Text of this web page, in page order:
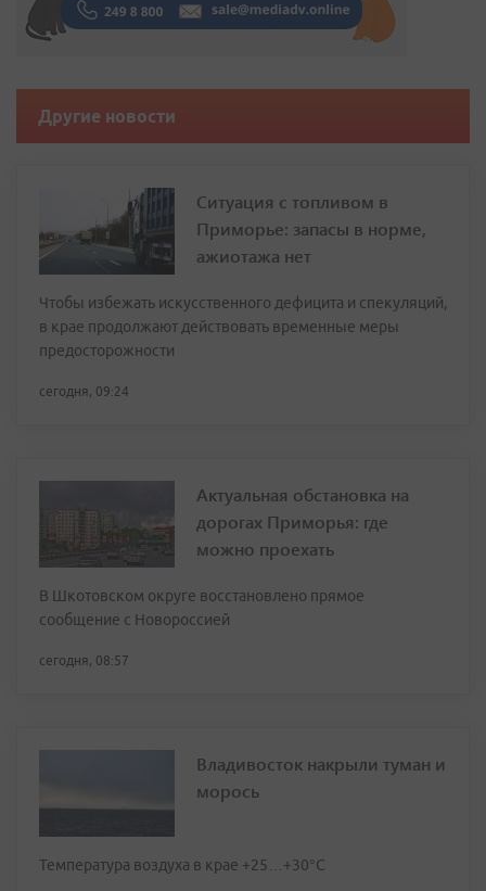
Другие новости
Ситуация с топливом в
Приморье: запасы в норме,
ажиотажа нет
Чтобы избежать искусственного дефицита и спекуляций,
в крае продолжают действовать временные меры
предосторожности
сегодня, 09:24
Актуальная обстановка на
дорогах Приморья: где
можно проехать
В Шкотовском округе восстановлено прямое
сообщение с Новороссией
сегодня, 08:57
Владивосток накрыли туман и
морось
Температура воздуха в крае +25…+30°C